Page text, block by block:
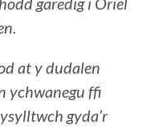
at y dudalen
ychwanegu ffi
gyda’r